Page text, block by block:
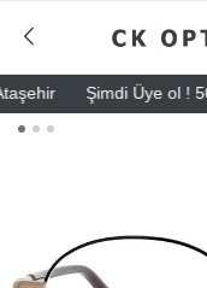
Şimdi Üye ol !